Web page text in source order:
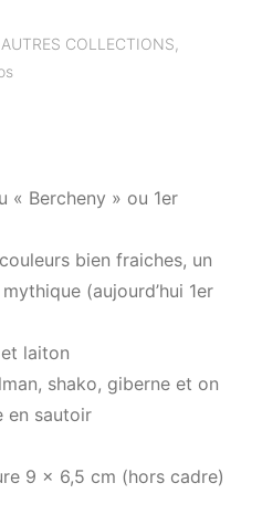
COLLECTIONS,
« Bercheny » ou 1er
bien fraiches, un
(aujourd’hui 1er
laiton
shako, giberne et on
en sautoir
9 x 6,5 cm (hors cadre)